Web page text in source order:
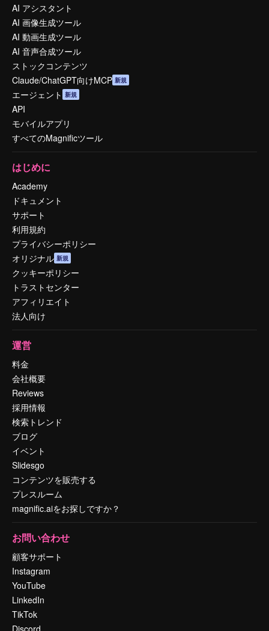
AI アシスタント
AI 画像生成ツール
AI 動画生成ツール
AI 音声合成ツール
ストックコンテンツ
Claude/ChatGPT向けMCP 新規
エージェント 新規
API
モバイルアプリ
すべてのMagnificツール
はじめに
Academy
ドキュメント
サポート
利用規約
プライバシーポリシー
オリジナル 新規
クッキーポリシー
トラストセンター
アフィリエイト
法人向け
運営
料金
会社概要
Reviews
採用情報
検索トレンド
ブログ
イベント
Slidesgo
コンテンツを販売する
プレスルーム
magnific.aiをお探しですか？
お問い合わせ
顧客サポート
Instagram
YouTube
LinkedIn
TikTok
Discord